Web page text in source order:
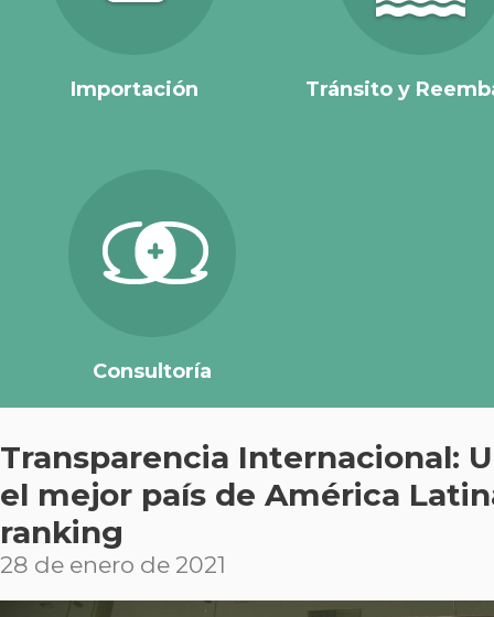
Importación Tránsito y
Consultoría
Transparencia Internacional:
el mejor país de América
ranking
28 de enero de 2021